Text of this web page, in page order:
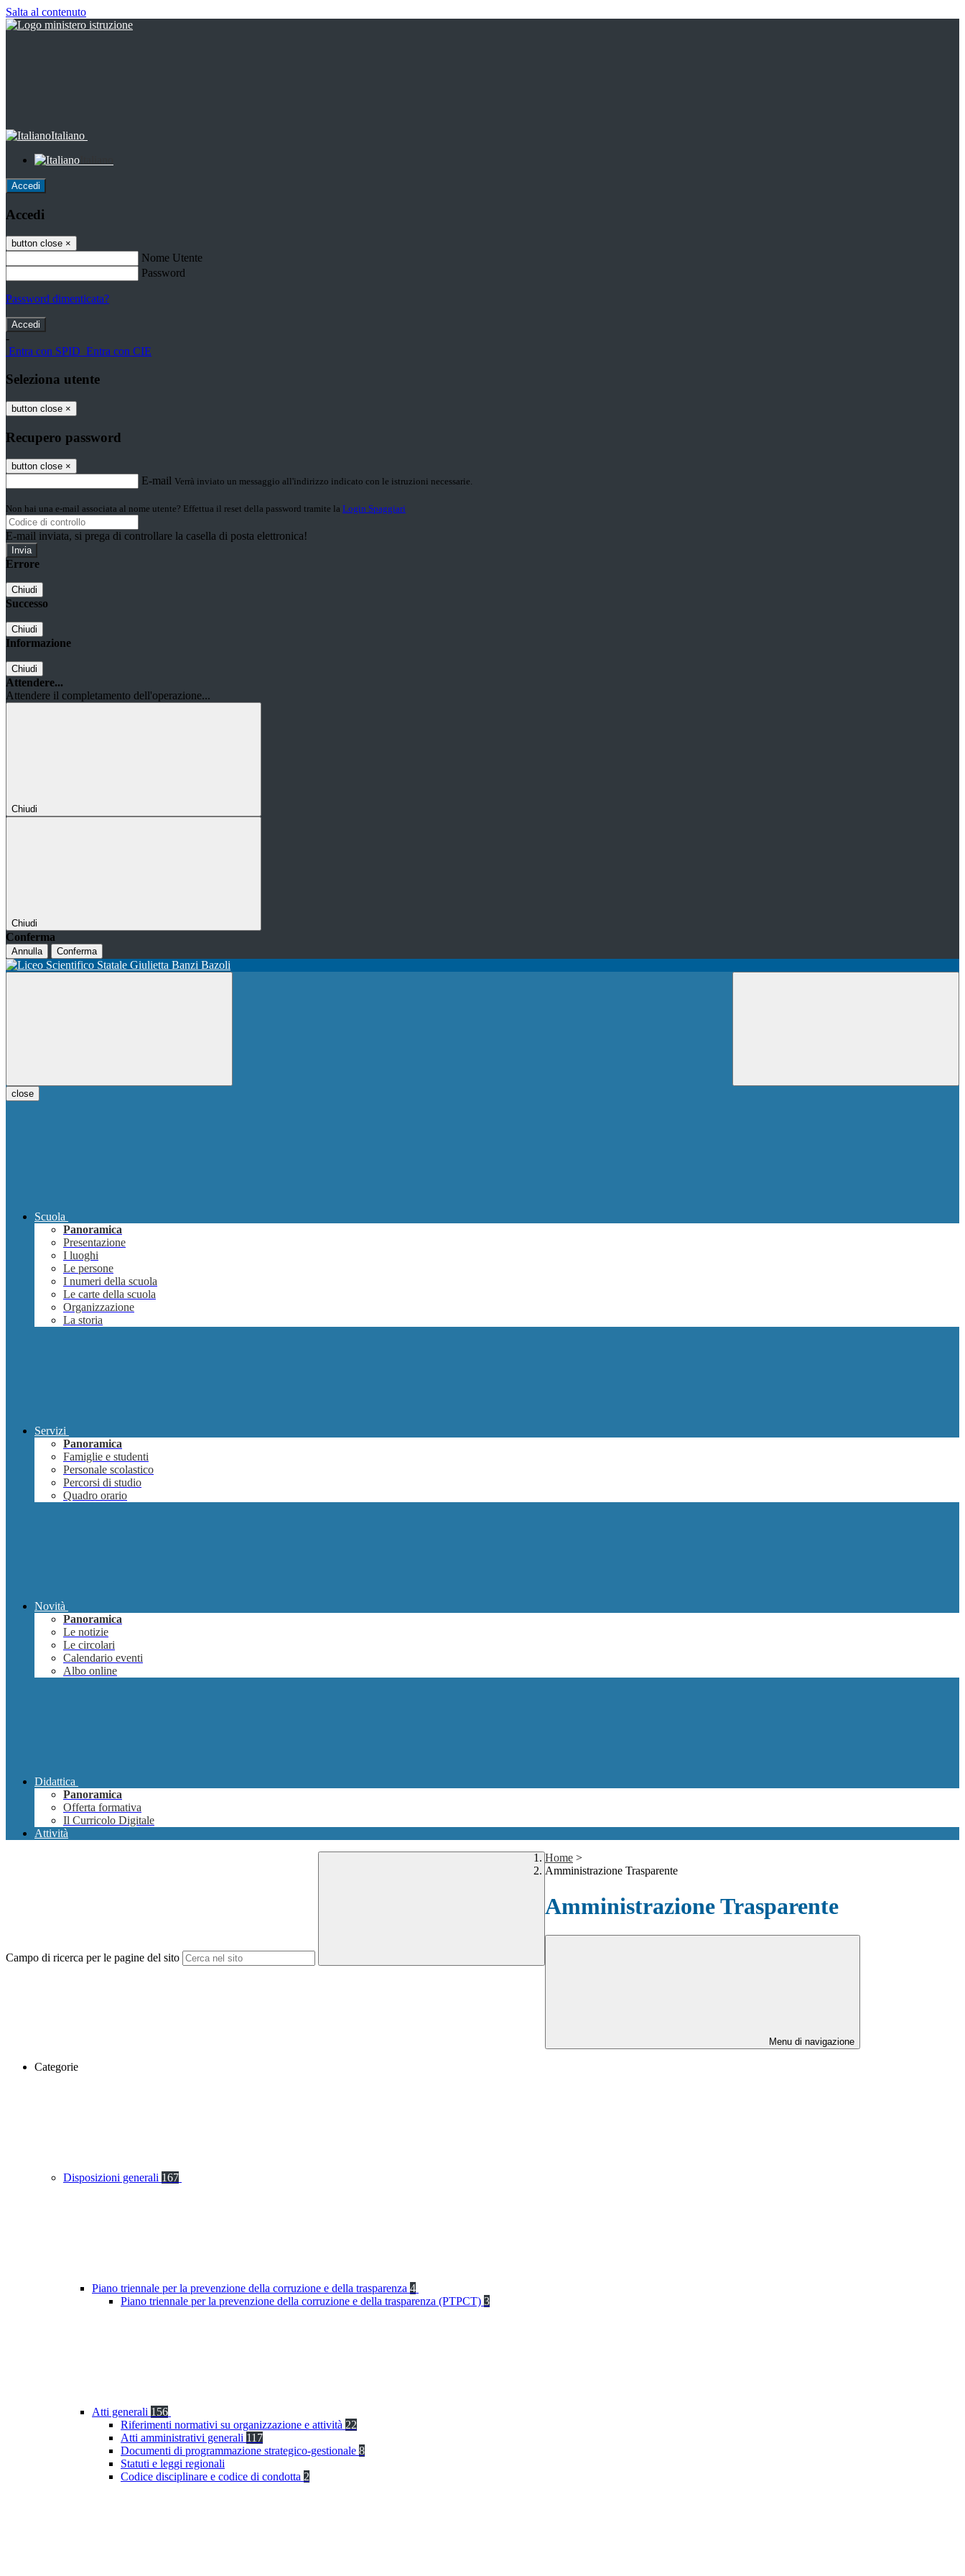
Salta al contenuto
Italiano
Accedi
Accedi
button close ×
Nome Utente
Password
Password dimenticata?
-
Entra con SPID Entra con CIE
Seleziona utente
button close ×
Recupero password
button close ×
E-mail Verrà inviato un messaggio all'indirizzo indicato con le istruzioni necessarie.
Non hai una e-mail associata al nome utente? Effettua il reset della password tramite la Login Spaggiari
E-mail inviata, si prega di controllare la casella di posta elettronica!
Errore
Chiudi
Successo
Chiudi
Informazione
Chiudi
Attendere...
Attendere il completamento dell'operazione...
Chiudi
Chiudi
Conferma
Annulla Conferma
close
Scuola
Panoramica
Presentazione
I luoghi
Le persone
I numeri della scuola
Le carte della scuola
Organizzazione
La storia
Servizi
Panoramica
Famiglie e studenti
Personale scolastico
Percorsi di studio
Quadro orario
Novità
Panoramica
Le notizie
Le circolari
Calendario eventi
Albo online
Didattica
Panoramica
Offerta formativa
Il Curricolo Digitale
Attività
Campo di ricerca per le pagine del sito
Home >
Amministrazione Trasparente
Amministrazione Trasparente
Menu di navigazione
Categorie
Disposizioni generali 167
Piano triennale per la prevenzione della corruzione e della trasparenza 4
Piano triennale per la prevenzione della corruzione e della trasparenza (PTPCT) 3
Atti generali 156
Riferimenti normativi su organizzazione e attività 22
Atti amministrativi generali 117
Documenti di programmazione strategico-gestionale 8
Statuti e leggi regionali
Codice disciplinare e codice di condotta 2